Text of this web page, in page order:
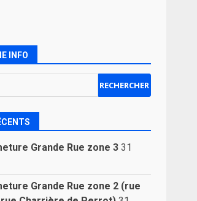
INFO
Grande Rue zone 3 31
Grande Rue zone 2 (rue